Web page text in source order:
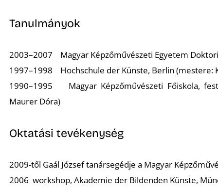
Tanulmányok
2003–2007 Magyar Képzőművészeti Egyetem
1997–1998 Hochschule der Künste, Berlin (mestere:
1990–1995 Magyar Képzőművészeti Főiskola,
Maurer Dóra)
Oktatási tevékenység
2009-től Gaál József tanársegédje a Magyar
2006 workshop, Akademie der Bildenden Künste,